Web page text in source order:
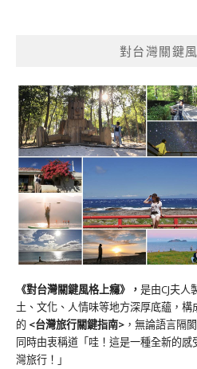
對台灣關鍵
《對台灣關鍵風格上癮》 ， 是由CJ夫人
土、文化、人情味等地方深厚底蘊，
的 <台灣旅行關鍵指南> ，無論語言隔
同時由衷稱道「哇！這是一種全新的
灣旅行！」